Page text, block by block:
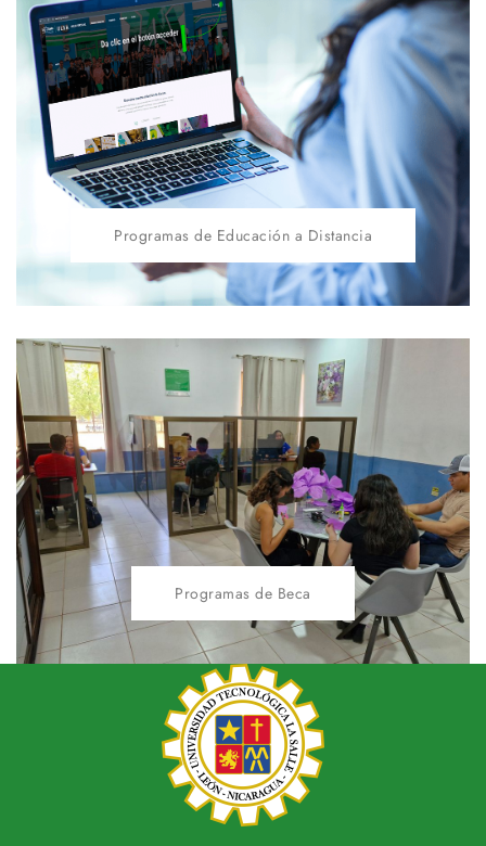
Programas de Educación a Distancia
Programas de Beca